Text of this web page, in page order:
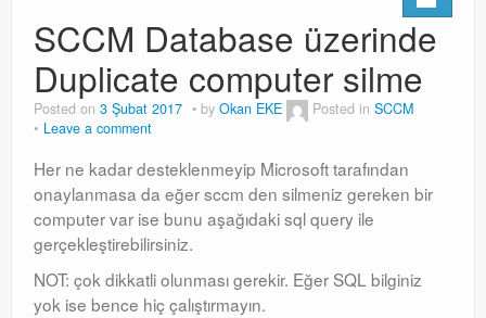
SCCM Database üzerinde
Duplicate computer silme
Posted on 3 Şubat 2017 by Okan EKE Posted in SCCM
Leave a comment
Her ne kadar desteklenmeyip Microsoft tarafından
onaylanmasa da eğer sccm den silmeniz gereken bir
computer var ise bunu aşağıdaki sql query ile
gerçekleştirebilirsiniz.
NOT: çok dikkatli olunması gerekir. Eğer SQL bilginiz
yok ise bence hiç çalıştırmayın.